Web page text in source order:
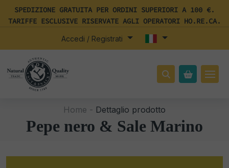
SPEDIZIONE GRATUITA PER ORDINI SUPERIORI A 100 €.
TARIFFE ESCLUSIVE RISERVATE AGLI OPERATORI HO.RE.CA.
Accedi / Registrati
Home - Dettaglio prodotto
Pepe nero & Sale Marino